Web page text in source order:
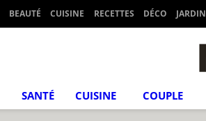
BEAUTÉ CUISINE RECETTES DÉCO JARDIN
SANTÉ CUISINE COUPLE